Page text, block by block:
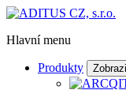
Hlavní menu
Produkty